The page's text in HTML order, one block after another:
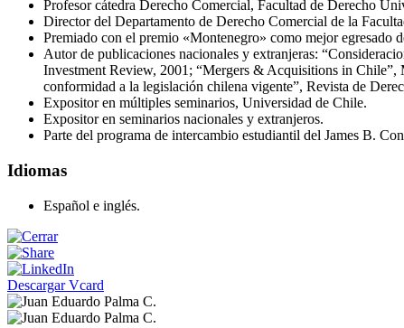
Profesor cátedra Derecho Comercial, Facultad de Derecho
Director del Departamento de Derecho Comercial de la
Premiado con el premio «Montenegro» como mejor egresado
Autor de publicaciones nacionales y extranjeras:
Investment Review, 2001; “Mergers & Acquisitions in
conformidad a la legislación chilena vigente”, Revista de
Expositor en múltiples seminarios, Universidad de Chile.
Expositor en seminarios nacionales y extranjeros.
Parte del programa de intercambio estudiantil del James B.
Idiomas
Español e inglés.
Descargar Vcard